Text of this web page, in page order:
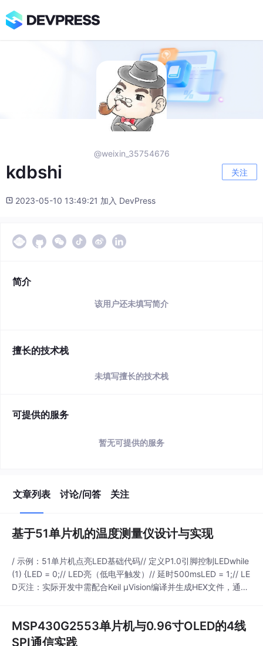
@weixin_35754676
kdbshi 关注
2023-05-10 13:49:21 加入 DevPress
简介
该用户还未填写简介
擅长的技术栈
未填写擅长的技术栈
可提供的服务
暂无可提供的服务
文章列表 讨论/问答 关注
基于51单片机的温度测量仪设计与实现
/ 示例：51单片机点亮LED基础代码// 定义P1.0引脚控制LEDwhile
(1) {LED = 0;// LED亮（低电平触发）// 延时500msLED = 1;// LE
D灭注：实际开发中需配合Keil μVision编译并生成HEX文件，通过
浮点数显示时，可通过附
MSP430G2553单片机与0.96寸OLED的4线
SPI通信实践